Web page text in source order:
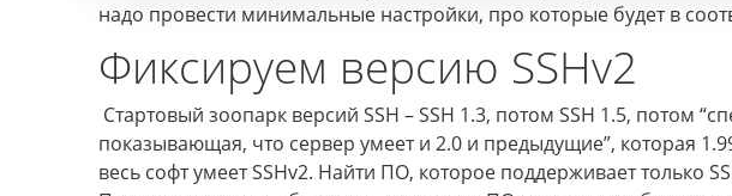
надо провести минимальные настройки, про которые будет в
Фиксируем версию SSHv2
Стартовый зоопарк версий SSH – SSH 1.3, потом SSH 1.5, потом
показывающая, что сервер умеет и 2.0 и предыдущие”, которая
весь софт умеет SSHv2. Найти ПО, которое поддерживает только